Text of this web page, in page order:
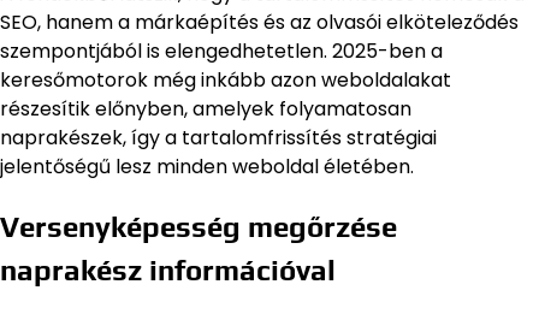
SEO, hanem a márkaépítés és az olvasói elköteleződés
szempontjából is elengedhetetlen. 2025-ben a
keresőmotorok még inkább azon weboldalakat
részesítik előnyben, amelyek folyamatosan
naprakészek, így a tartalomfrissítés stratégiai
jelentőségű lesz minden weboldal életében.
Versenyképesség megőrzése
naprakész információval